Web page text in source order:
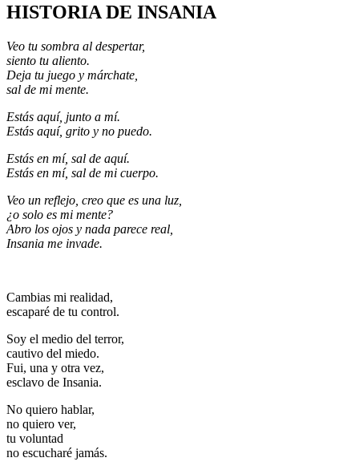
HISTORIA DE INSANIA
Veo tu sombra al despertar,
siento tu aliento.
Deja tu juego y márchate,
sal de mi mente.
Estás aquí, junto a mí.
Estás aquí, grito y no puedo.
Estás en mí, sal de aquí.
Estás en mí, sal de mi cuerpo.
Veo un reflejo, creo que es una luz,
¿o solo es mi mente?
Abro los ojos y nada parece real,
Insania me invade.
Cambias mi realidad,
escaparé de tu control.
Soy el medio del terror,
cautivo del miedo.
Fui, una y otra vez,
esclavo de Insania.
No quiero hablar,
no quiero ver,
tu voluntad
no escucharé jamás.